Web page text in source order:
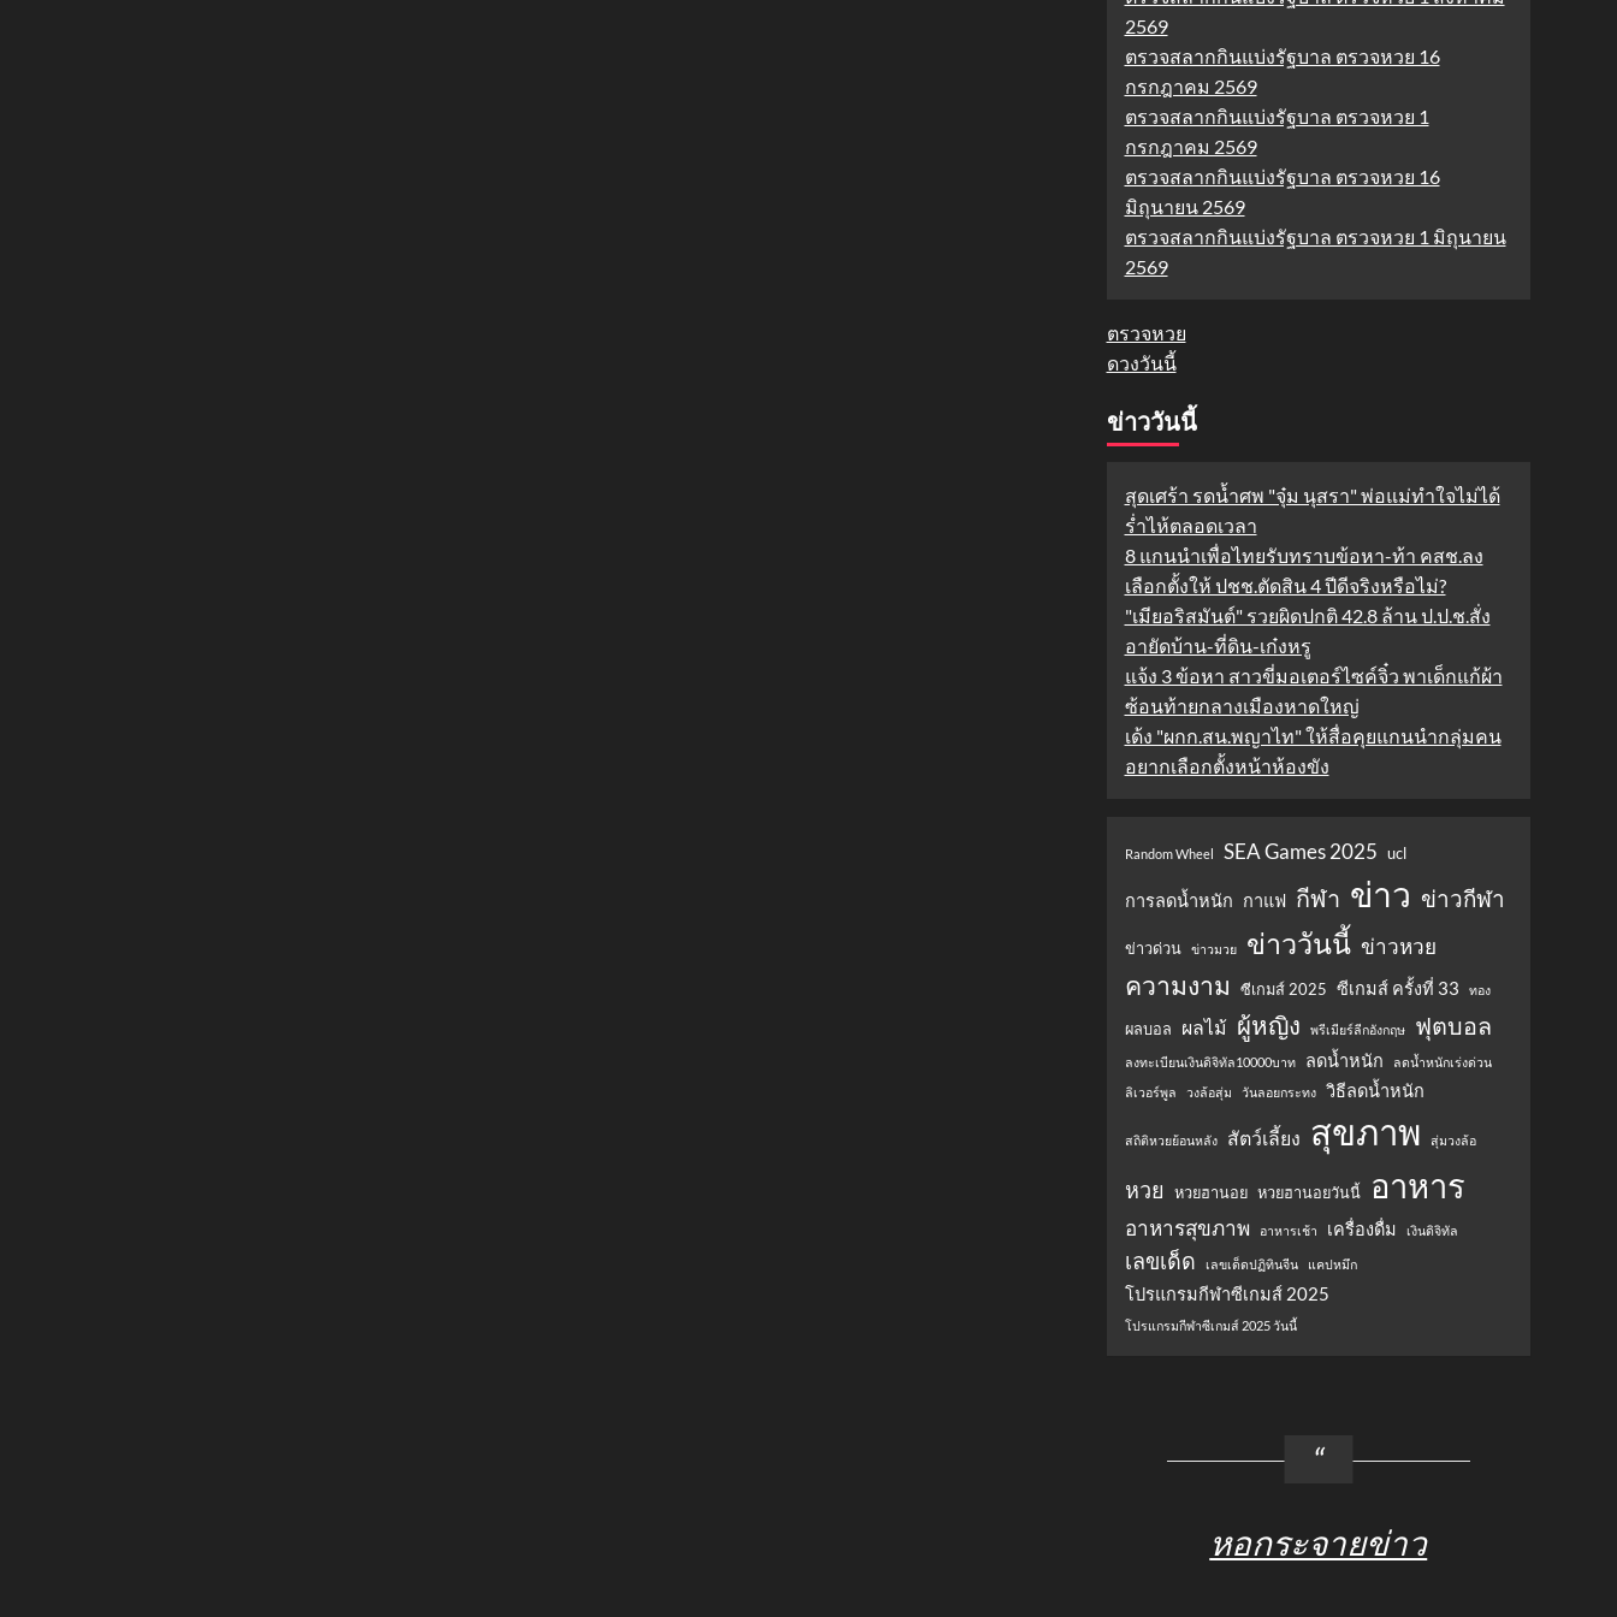
2569
ตรวจสลากกินแบ่งรัฐบาล ตรวจหวย 16
กรกฎาคม 2569
ตรวจสลากกินแบ่งรัฐบาล ตรวจหวย 1
กรกฎาคม 2569
ตรวจสลากกินแบ่งรัฐบาล ตรวจหวย 16
มิถุนายน 2569
ตรวจสลากกินแบ่งรัฐบาล ตรวจหวย 1 มิถุนายน
2569
ตรวจหวย
ดวงวันนี้
ข่าววันนี้
สุดเศร้า รดน้ำศพ "จุ๋ม นุสรา" พ่อแม่ทำใจไม่ได้
ร่ำไห้ตลอดเวลา
8 แกนนำเพื่อไทยรับทราบข้อหา-ท้า คสช.ลง
เลือกตั้งให้ ปชช.ตัดสิน 4 ปีดีจริงหรือไม่?
"เมียอริสมันต์" รวยผิดปกติ 42.8 ล้าน ป.ป.ช.สั่ง
อายัดบ้าน-ที่ดิน-เก๋งหรู
แจ้ง 3 ข้อหา สาวขี่มอเตอร์ไซค์จิ๋ว พาเด็กแก้ผ้า
ซ้อนท้ายกลางเมืองหาดใหญ่
เด้ง "ผกก.สน.พญาไท" ให้สื่อคุยแกนนำกลุ่มคน
อยากเลือกตั้งหน้าห้องขัง
Random Wheel SEA Games 2025 ucl
การลดน้ำหนัก กาแฟ กีฬา ข่าว ข่าวกีฬา
ข่าวด่วน ข่าวมวย ข่าววันนี้ ข่าวหวย
ความงาม ซีเกมส์ 2025 ซีเกมส์ ครั้งที่ 33 ทอง
ผลบอล ผลไม้ ผู้หญิง พรีเมียร์ลีกอังกฤษ ฟุตบอล
ลงทะเบียนเงินดิจิทัล10000บาท ลดน้ำหนัก
ลดน้ำหนักเร่งด่วน
ลิเวอร์พูล
วงล้อสุ่ม วันลอยกระทง วิธีลดน้ำหนัก
สถิติหวยย้อนหลัง สัตว์เลี้ยง สุขภาพ สุ่มวงล้อ
หวย หวยฮานอย หวยฮานอยวันนี้ อาหาร
อาหารสุขภาพ อาหารเช้า เครื่องดื่ม เงินดิจิทัล
เลขเด็ด เลขเด็ดปฏิทินจีน แคปหมึก
โปรแกรมกีฬาซีเกมส์ 2025
โปรแกรมกีฬาซีเกมส์ 2025 วันนี้
หอกระจายข่าว